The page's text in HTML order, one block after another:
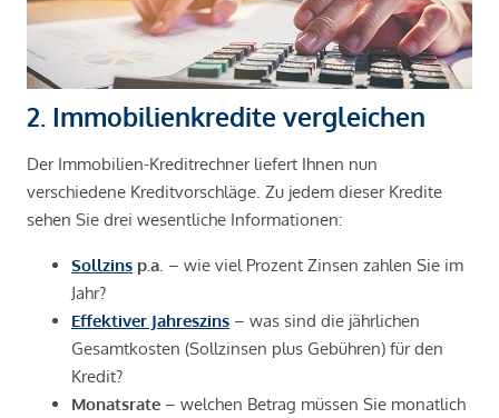
2. Immobilienkredite vergleichen
Der Immobilien-Kreditrechner liefert Ihnen nun
verschiedene Kreditvorschläge. Zu jedem dieser Kredite
sehen Sie drei wesentliche Informationen:
Sollzins p.a . – wie viel Prozent Zinsen zahlen Sie im
Jahr?
Effektiver Jahreszins – was sind die jährlichen
Gesamtkosten (Sollzinsen plus Gebühren) für den
Kredit?
Monatsrate – welchen Betrag müssen Sie monatlich